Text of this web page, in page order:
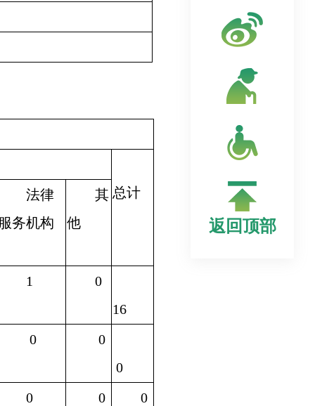
总计
律
务机构
其
他
1
0
16
0
0
0
0
0 0
返回顶部